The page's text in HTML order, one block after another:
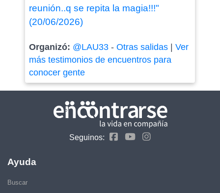
reunión..q se repita la magia!!!"
(20/06/2026)
Organizó: @LAU33- Otras salidas| Ver
más testimonios de encuentros para
conocer gente
Seguinos:
Ayuda
Buscar